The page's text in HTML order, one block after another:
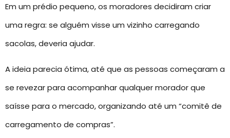
Em um prédio pequeno, os moradores decidiram criar
uma regra: se alguém visse um vizinho carregando
sacolas, deveria ajudar.
A ideia parecia ótima, até que as pessoas começaram a
se revezar para acompanhar qualquer morador que
saísse para o mercado, organizando até um “comitê de
carregamento de compras”.